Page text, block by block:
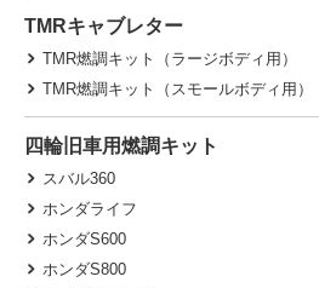
TMRキャブレター
TMR燃調キット（ラージボディ用）
TMR燃調キット（スモールボディ用）
四輪旧車用燃調キット
スバル360
ホンダライフ
ホンダS600
ホンダS800